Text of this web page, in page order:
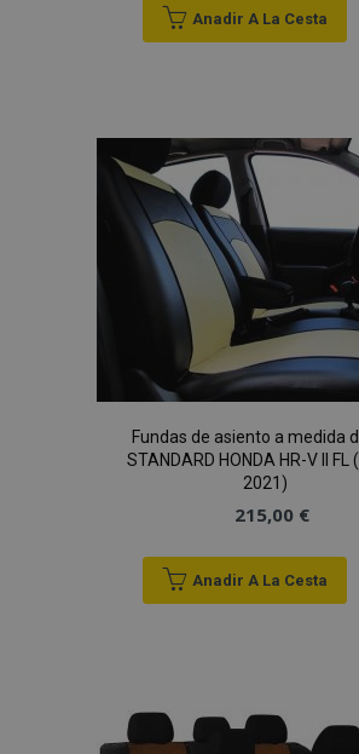
Anadir A La Cesta
Fundas de asiento a medida
STANDARD HONDA HR-V II FL
2021)
215,00 €
Anadir A La Cesta